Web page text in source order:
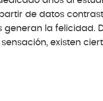
de datos
la felicidad.
existen